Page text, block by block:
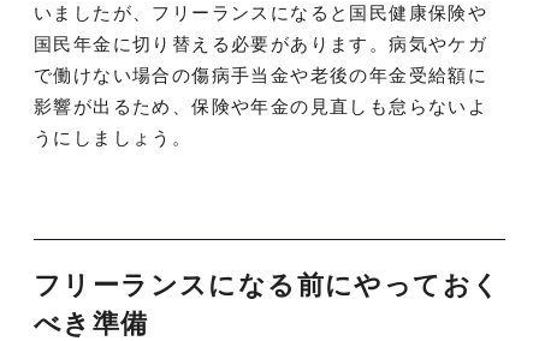
いましたが、フリーランスになると国民健康保険や
国民年金に切り替える必要があります。病気やケガ
で働けない場合の傷病手当金や老後の年金受給額に
影響が出るため、保険や年金の見直しも怠らないよ
うにしましょう。
フリーランスになる前にやっておく
べき準備